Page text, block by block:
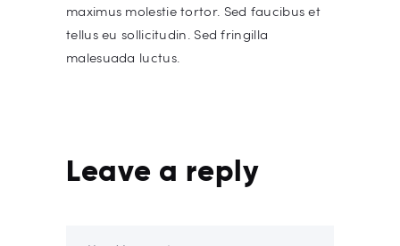
maximus molestie tortor. Sed faucibus et
tellus eu sollicitudin. Sed fringilla
malesuada luctus.
Leave a reply